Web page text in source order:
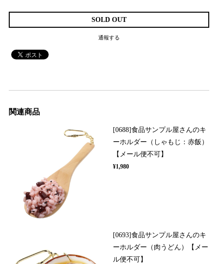
SOLD OUT
通報する
関連商品
[0688]食品サンプル屋さんのキ
ーホルダー（しゃもじ：赤飯）
【メール便不可】
¥1,980
[0693]食品サンプル屋さんのキ
ーホルダー（肉うどん）【メー
ル便不可】